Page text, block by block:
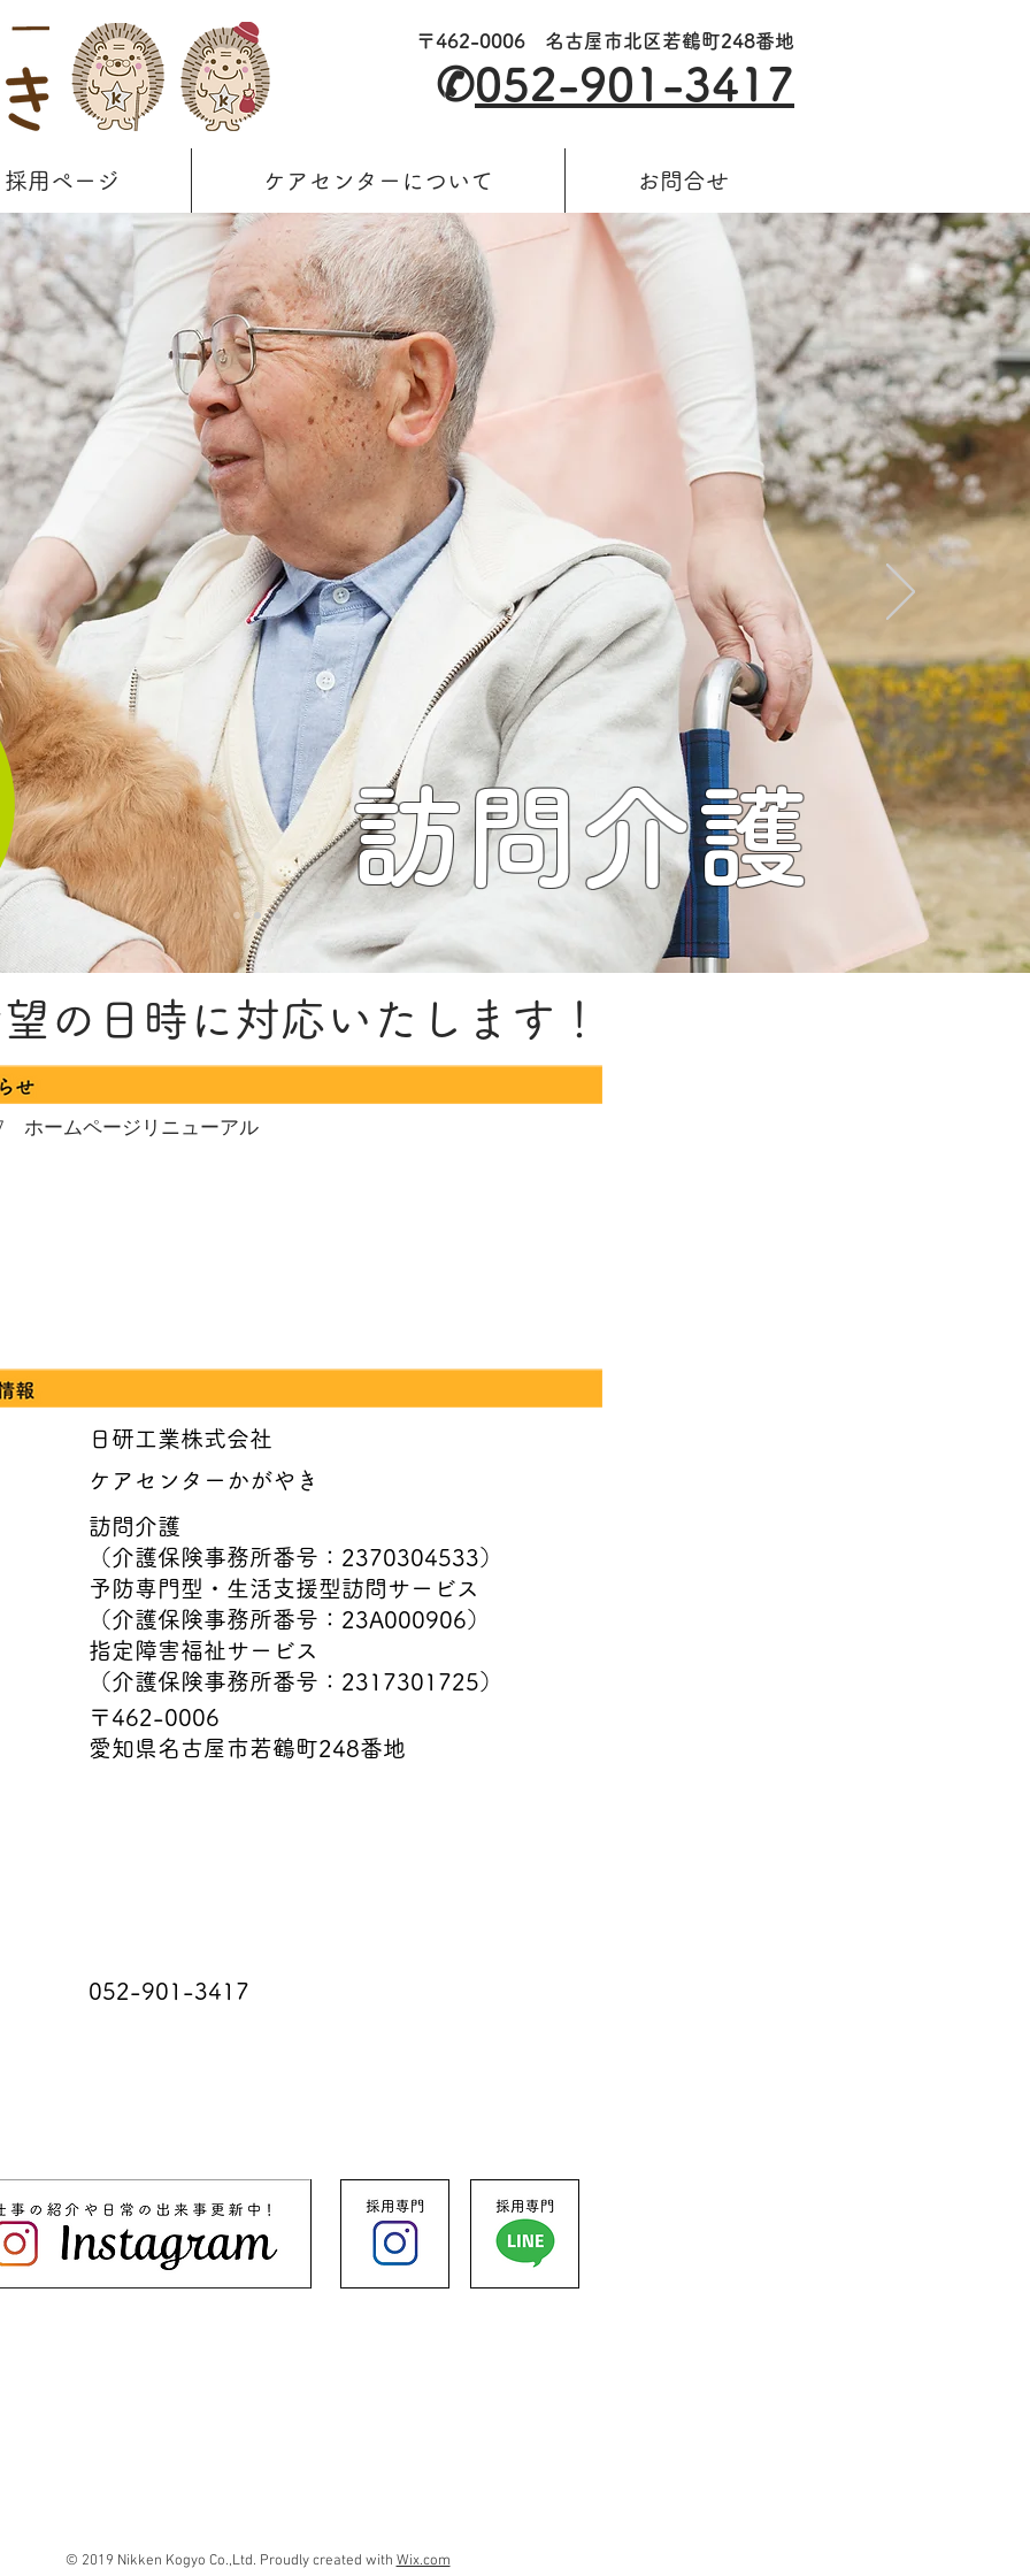
〒462-0006 名古屋市北区若鶴町248番地
✆052-901-3417
採用ページ ケアセンターについて お問合せ
訪問介護
の日時に対応いたします！
ホームページリニューアル
日研工業株式会社
ケアセンターかがやき
訪問介護
​（介護保険事務所番号：2370304533）
予防専門型・生活支援型訪問サービス
（介護保険事務所番号：23A000906）
指定障害福祉サービス
​（介護保険事務所番号：2317301725）
〒462-0006
​愛知県名古屋市若鶴町248番地
052-901-3417
© 2019 Nikken Kogyo Co.,Ltd. Proudly created with Wix.com